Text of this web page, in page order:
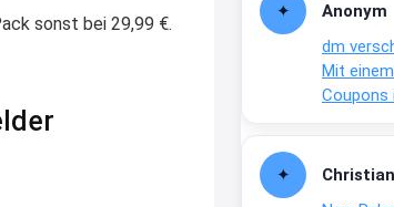
sonst bei 29,99 €.
Anonym
dm
Mit
Coupons
2:21
↩
Gratis